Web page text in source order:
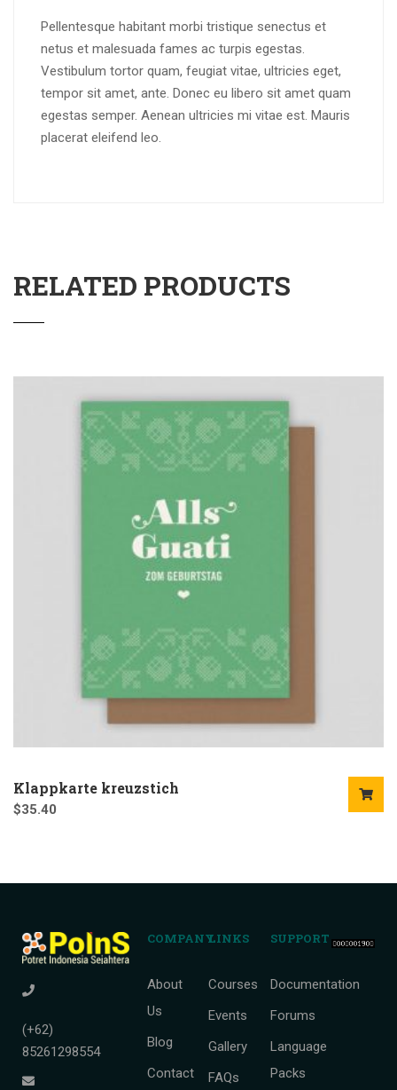
Pellentesque habitant morbi tristique senectus et
netus et malesuada fames ac turpis egestas.
Vestibulum tortor quam, feugiat vitae, ultricies eget,
tempor sit amet, ante. Donec eu libero sit amet quam
egestas semper. Aenean ultricies mi vitae est. Mauris
placerat eleifend leo.
RELATED PRODUCTS
Klappkarte kreuzstich
$35.40
(+62)
85261298554
COMPANY
About
Us
Blog
Contact
LINKS
Courses
Events
Gallery
FAQs
SUPPORT
Documentation
Forums
Language
Packs